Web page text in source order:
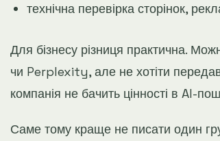
технічна перевірка сторінок,
Для бізнесу різниця практична.
чи Perplexity, але не хотіти
компанія не бачить цінності в AI-
Саме тому краще не писати один